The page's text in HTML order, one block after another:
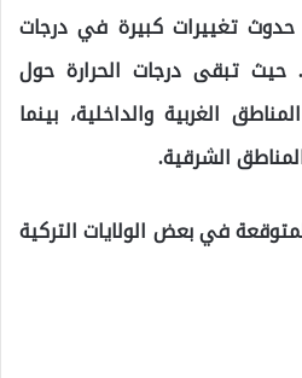
تغييرات كبيرة في درجات
حيث تبقى درجات الحرارة حول
الغربية والداخلية، بينما
الشرقية.
في بعض الولايات التركية